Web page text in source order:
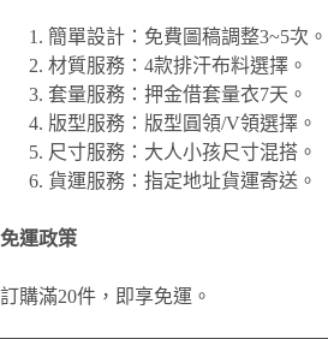
簡單設計：免費圖稿調整3~5次。
材質服務：4款排汗布料選擇。
套量服務：押金借套量衣7天。
版型服務：版型圓領/V領選擇。
尺寸服務：大人小孩尺寸混搭。
貨運服務：指定地址貨運寄送。
免運政策
訂購滿20件，即享免運。